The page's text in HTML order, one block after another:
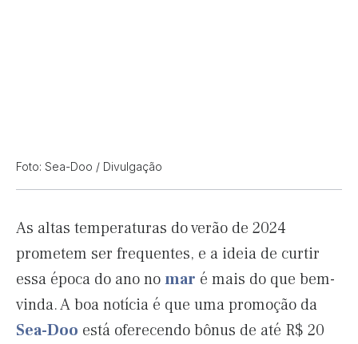
Foto: Sea-Doo / Divulgação
As altas temperaturas do verão de 2024
prometem ser frequentes, e a ideia de curtir
essa época do ano nomar é mais do que bem-
vinda. A boa notícia é que uma promoção da
Sea-Doo está oferecendo bônus de até R$ 20